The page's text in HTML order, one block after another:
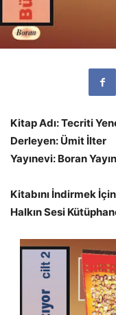
Kitap Adı: Tecriti
Derleyen: Ümit İlter
Yayınevi: Boran
Kitabını İndirmek İçin
Halkın Sesi